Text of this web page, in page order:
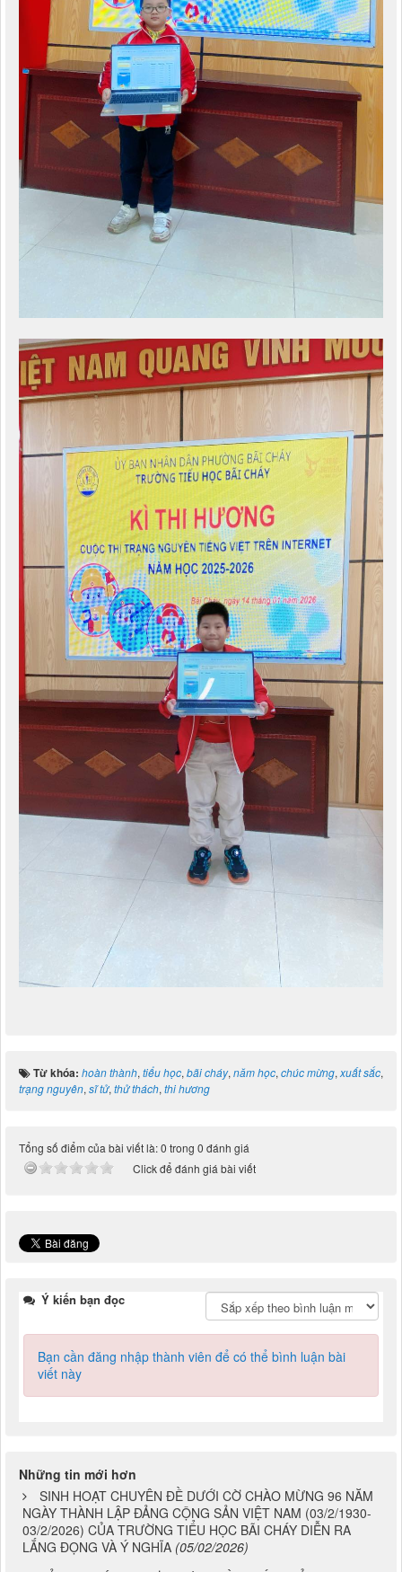
Từ khóa: hoàn thành,tiểu học,bãi cháy,năm học,chúc mừng,xuất sắc,
trạng nguyên,sĩ tử,thử thách,thi hương
Tổng số điểm của bài viết là: 0 trong 0 đánh giá
Click để đánh giá bài viết
Ý kiến bạn đọc
Bạn cần đăng nhập thành viên để có thể bình luận bài
viết này
Những tin mới hơn
SINH HOẠT CHUYÊN ĐỀ DƯỚI CỜ CHÀO MỪNG 96 NĂM
NGÀY THÀNH LẬP ĐẢNG CỘNG SẢN VIỆT NAM (03/2/1930-
03/2/2026) CỦA TRƯỜNG TIỂU HỌC BÃI CHÁY DIỄN RA
LẮNG ĐỌNG VÀ Ý NGHĨA (05/02/2026)